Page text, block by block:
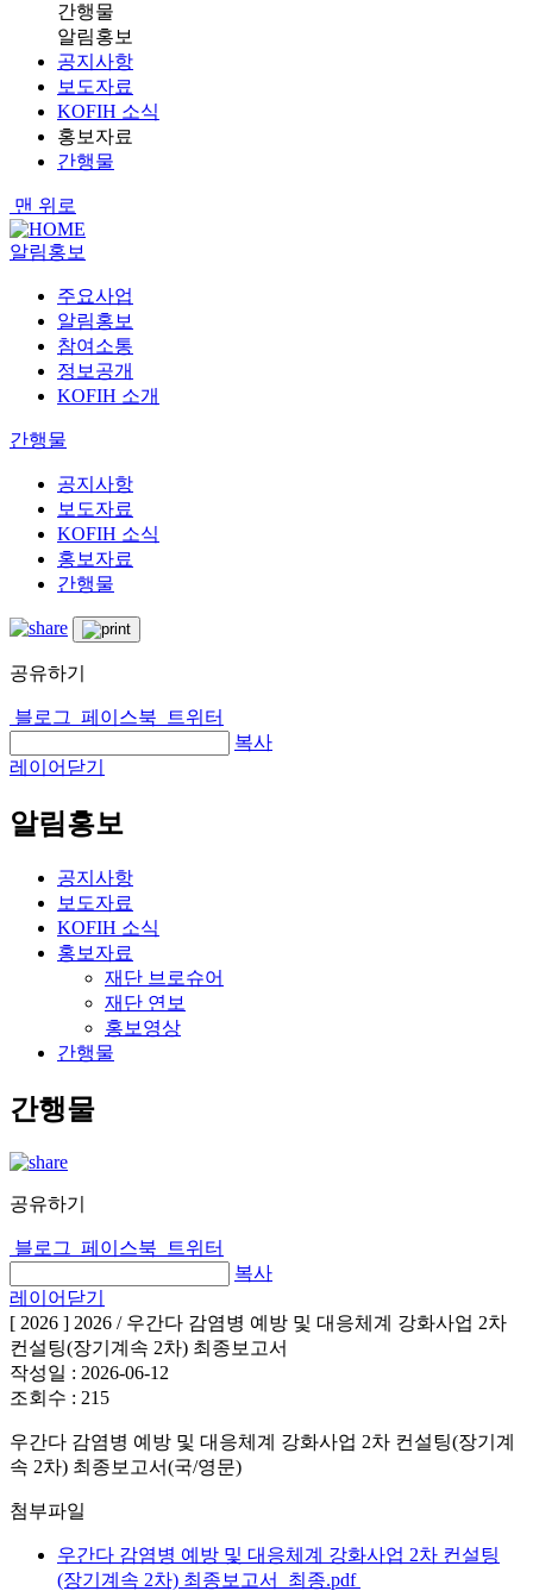
간행물
알림홍보
공지사항
보도자료
KOFIH 소식
홍보자료
간행물
맨 위로
알림홍보
주요사업
알림홍보
참여소통
정보공개
KOFIH 소개
간행물
공지사항
보도자료
KOFIH 소식
홍보자료
간행물
공유하기
블로그 페이스북
트위터
복사
레이어닫기
알림홍보
공지사항
보도자료
KOFIH 소식
홍보자료
재단 브로슈어
재단 연보
홍보영상
간행물
간행물
공유하기
블로그 페이스북
트위터
복사
레이어닫기
[ 2026 ] 2026 / 우간다 감염병 예방 및 대응체계 강화사업 2차
컨설팅(장기계속 2차) 최종보고서
작성일 : 2026-06-12
조회수 : 215
우간다 감염병 예방 및 대응체계 강화사업 2차 컨설팅(장기계
속 2차) 최종보고서(국/영문)
첨부파일
우간다 감염병 예방 및 대응체계 강화사업 2차 컨설팅
(장기계속 2차) 최종보고서_최종.pdf